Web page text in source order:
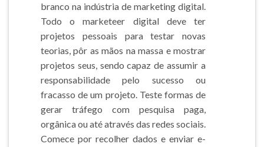
branco na indústria de marketing digital.
Todo o marketeer digital deve ter
projetos pessoais para testar novas
teorias, pôr as mãos na massa e mostrar
projetos seus, sendo capaz de assumir a
responsabilidade pelo sucesso ou
fracasso de um projeto. Teste formas de
gerar tráfego com pesquisa paga,
orgânica ou até através das redes sociais.
Comece por recolher dados e enviar e-